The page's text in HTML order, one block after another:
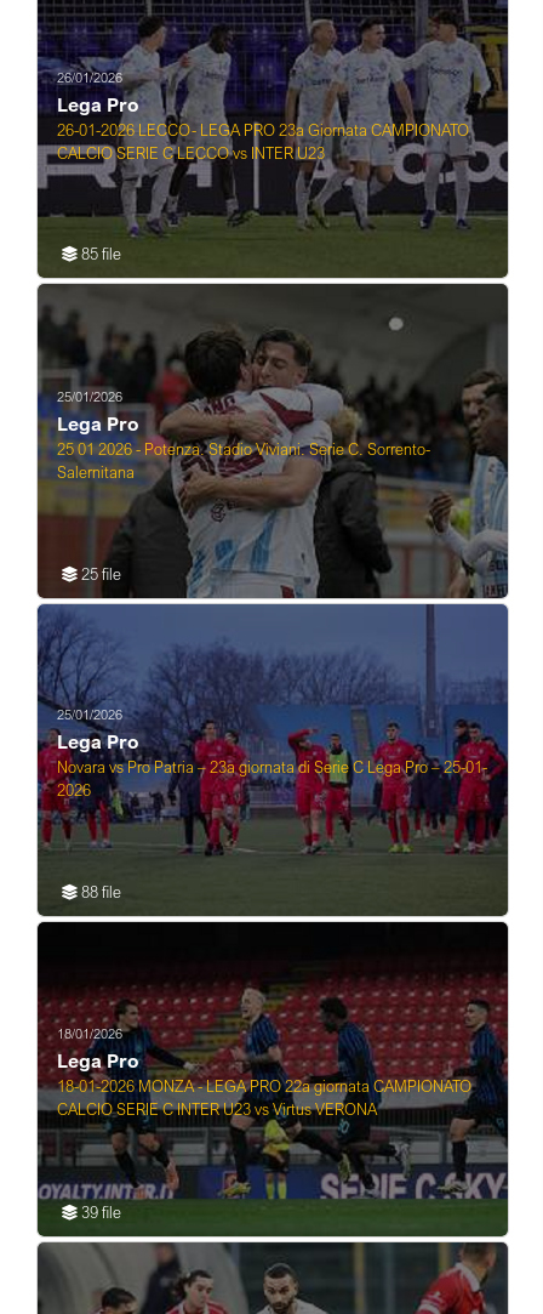
26/01/2026
Lega Pro
26-01-2026 LECCO- LEGA PRO 23a Giornata CAMPIONATO
CALCIO SERIE C LECCO vs INTER U23
85 file
25/01/2026
Lega Pro
25 01 2026 - Potenza. Stadio Viviani. Serie C. Sorrento-
Salernitana
25 file
25/01/2026
Lega Pro
Novara vs Pro Patria – 23a giornata di Serie C Lega Pro – 25-01-
2026
88 file
18/01/2026
Lega Pro
18-01-2026 MONZA - LEGA PRO 22a giornata CAMPIONATO
CALCIO SERIE C INTER U23 vs Virtus VERONA
39 file